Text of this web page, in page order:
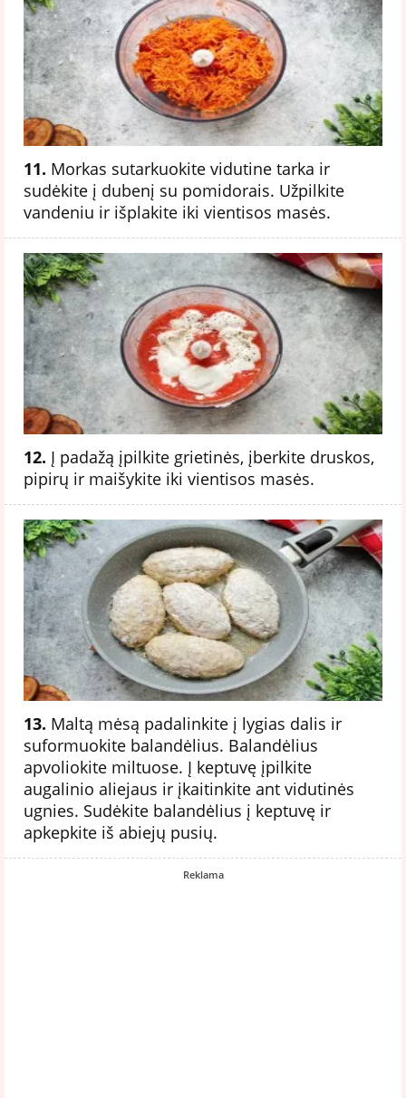
11. Morkas sutarkuokite vidutine tarka ir
sudėkite į dubenį su pomidorais. Užpilkite
vandeniu ir išplakite iki vientisos masės.
12. Į padažą įpilkite grietinės, įberkite druskos,
pipirų ir maišykite iki vientisos masės.
13. Maltą mėsą padalinkite į lygias dalis ir
suformuokite balandėlius. Balandėlius
apvoliokite miltuose. Į keptuvę įpilkite
augalinio aliejaus ir įkaitinkite ant vidutinės
ugnies. Sudėkite balandėlius į keptuvę ir
apkepkite iš abiejų pusių.
Reklama